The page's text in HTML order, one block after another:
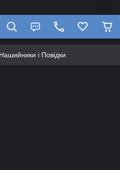
Нашийники і Повідки